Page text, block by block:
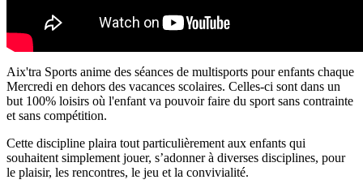
Aix'tra Sports anime des séances de multisports pour enfants chaque
Mercredi en dehors des vacances scolaires. Celles-ci sont dans un
but 100% loisirs où l'enfant va pouvoir faire du sport sans contrainte
et sans compétition.
Cette discipline plaira tout particulièrement aux enfants qui
souhaitent simplement jouer, s’adonner à diverses disciplines, pour
le plaisir, les rencontres, le jeu et la convivialité.